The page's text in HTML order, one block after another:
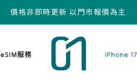
價格非即時更新 以門市報價為主
eSIM服務 iPhone